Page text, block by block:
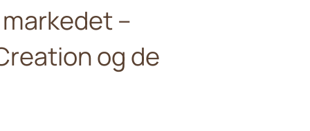
–
og de